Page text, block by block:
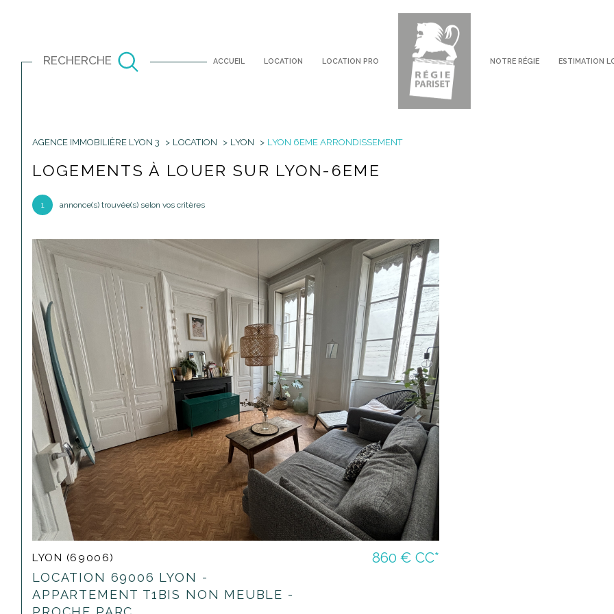
ACCUEIL LOCATION LOCATION PRO NOTRE RÉGIE ESTIMATION
RECHERCHE
Louer
AGENCE IMMOBILIÈRE LYON 3 LOCATION LYON LYON 6EME ARRONDISSEMENT
LOGEMENTS À LOUER SUR LYON-6EME
1 annonce(s) trouvée(s) selon vos critères
LYON (69006)
LOCATION 69006 LYON -
APPARTEMENT T1BIS NON MEUBLE -
860 € CC*